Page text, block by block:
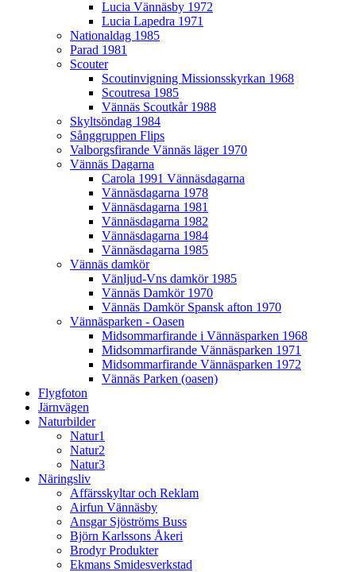
Lucia Vännäsby 1972
Lucia Lapedra 1971
Nationaldag 1985
Parad 1981
Scouter
Scoutinvigning Missionsskyrkan 1968
Scoutresa 1985
Vännäs Scoutkår 1988
Skyltsöndag 1984
Sånggruppen Flips
Valborgsfirande Vännäs läger 1970
Vännäs Dagarna
Carola 1991 Vännäsdagarna
Vännäsdagarna 1978
Vännäsdagarna 1981
Vännäsdagarna 1982
Vännäsdagarna 1984
Vännäsdagarna 1985
Vännäs damkör
Vänljud-Vns damkör 1985
Vännäs Damkör 1970
Vännäs Damkör Spansk afton 1970
Vännäsparken - Oasen
Midsommarfirande i Vännäsparken 1968
Midsommarfirande Vännäsparken 1971
Midsommarfirande Vännäsparken 1972
Vännäs Parken (oasen)
Flygfoton
Järnvägen
Naturbilder
Natur1
Natur2
Natur3
Näringsliv
Affärsskyltar och Reklam
Airfun Vännäsby
Ansgar Sjöströms Buss
Björn Karlssons Åkeri
Brodyr Produkter
Ekmans Smidesverkstad